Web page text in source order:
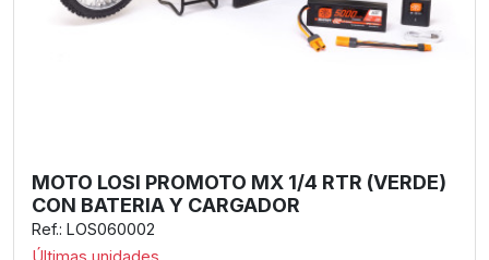
MOTO LOSI PROMOTO MX 1/4 RTR (VERDE)
CON BATERIA Y CARGADOR
Ref.: LOS060002
Últimas unidades